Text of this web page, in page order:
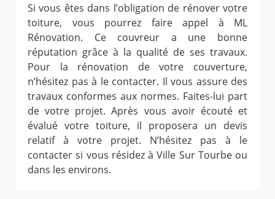
Si vous êtes dans l’obligation de rénover votre
toiture, vous pourrez faire appel à ML
Rénovation. Ce couvreur a une bonne
réputation grâce à la qualité de ses travaux.
Pour la rénovation de votre couverture,
n’hésitez pas à le contacter. Il vous assure des
travaux conformes aux normes. Faites-lui part
de votre projet. Après vous avoir écouté et
évalué votre toiture, il proposera un devis
relatif à votre projet. N’hésitez pas à le
contacter si vous résidez à Ville Sur Tourbe ou
dans les environs.